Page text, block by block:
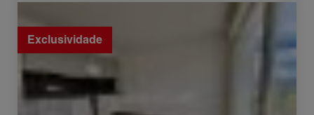
Venda Apartamento Saint-Julien-en-Genevois 1 sala
34 m²
Exclusividade